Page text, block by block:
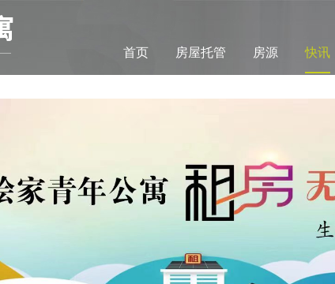
首页 房屋托管 房源 快讯